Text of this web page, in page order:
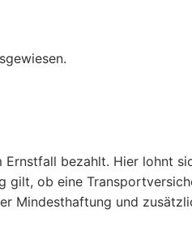
Ernstfall bezahlt. Hier lohnt
gilt, ob eine
Mindesthaftung und